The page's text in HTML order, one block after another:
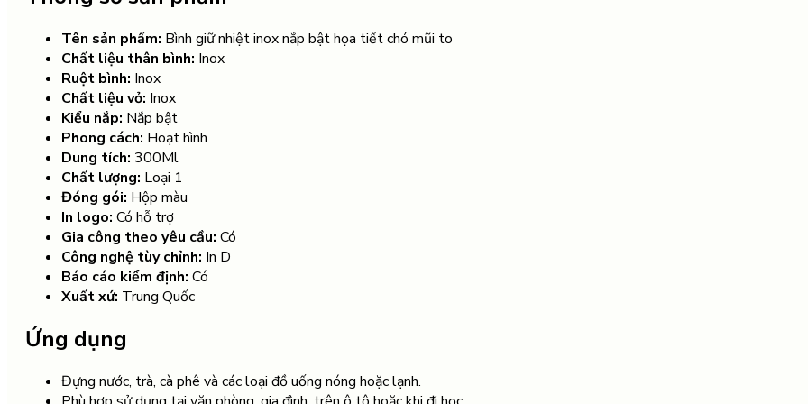
Tên sản phẩm: Bình giữ nhiệt inox nắp bật họa tiết chó mũi to
Chất liệu thân bình: Inox
Ruột bình: Inox
Chất liệu vỏ: Inox
Kiểu nắp: Nắp bật
Phong cách: Hoạt hình
Dung tích: 300Ml
Chất lượng: Loại 1
Đóng gói: Hộp màu
In logo: Có hỗ trợ
Gia công theo yêu cầu: Có
Công nghệ tùy chỉnh: In D
Báo cáo kiểm định: Có
Xuất xứ: Trung Quốc
Ứng dụng
Đựng nước, trà, cà phê và các loại đồ uống nóng hoặc lạnh.